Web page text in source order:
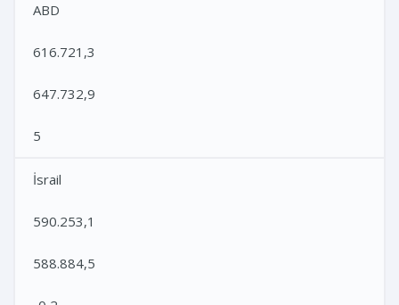
ABD
616.721,3
647.732,9
5
İsrail
590.253,1
588.884,5